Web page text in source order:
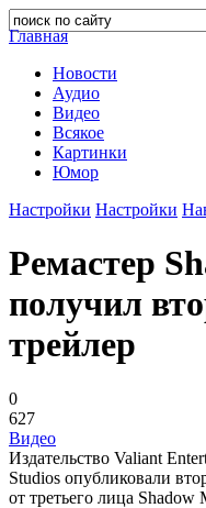
Главная
Новости
Аудио
Видео
Всякое
Картинки
Юмор
Настройки Настройки
Ремастер
получил
трейлер
0
627
Видео
Издательство Valiant
Studios опубликовали
от третьего лица Shadow